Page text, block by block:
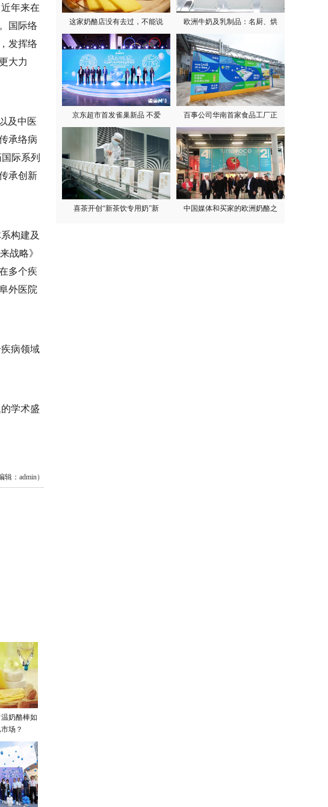
年来在
国际络
发挥络
大力
及中医
承络病
际系列
承创新
构建及
战略》
多个疾
外医院
病领域
学术盛
辑：admin）
奶酪棒如
场？
这家奶酪店没有去过，不能说 欧洲牛奶及乳制品：名厨、烘
京东超市首发雀巢新品 不爱 百事公司华南首家食品工厂正
喜茶开创“新茶饮专用奶”新 中国媒体和买家的欧洲奶酪之